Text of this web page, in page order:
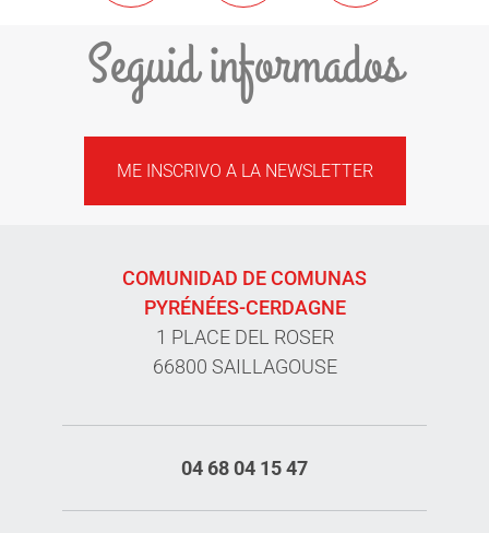
Seguid informados
ME INSCRIVO A LA NEWSLETTER
COMUNIDAD DE COMUNAS
PYRÉNÉES-CERDAGNE
1 PLACE DEL ROSER
66800 SAILLAGOUSE
04 68 04 15 47